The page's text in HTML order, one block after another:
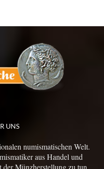
UNS
numismatischen Welt.
aus Handel und
der Münzherstellung zu tun